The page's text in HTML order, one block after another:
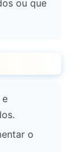
ou que
e
o